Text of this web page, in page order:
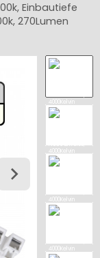
Einbautiefe
270Lumen